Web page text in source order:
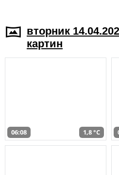
вторник
картин
06:08 1,8 °C